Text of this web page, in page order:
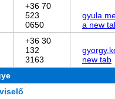
+36 70
523
0650
a new
+36 30
132
3163
new tab